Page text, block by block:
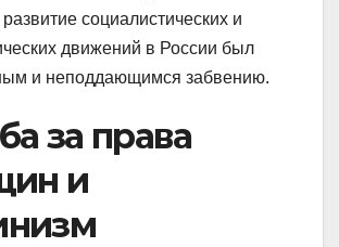
социалистических и
движений в России был
и неподдающимся забвению.
за права
и